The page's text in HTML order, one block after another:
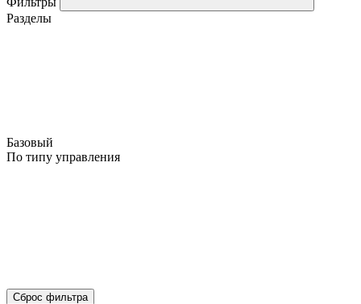
Разделы
Базовый
По типу управления
Сброс фильтра